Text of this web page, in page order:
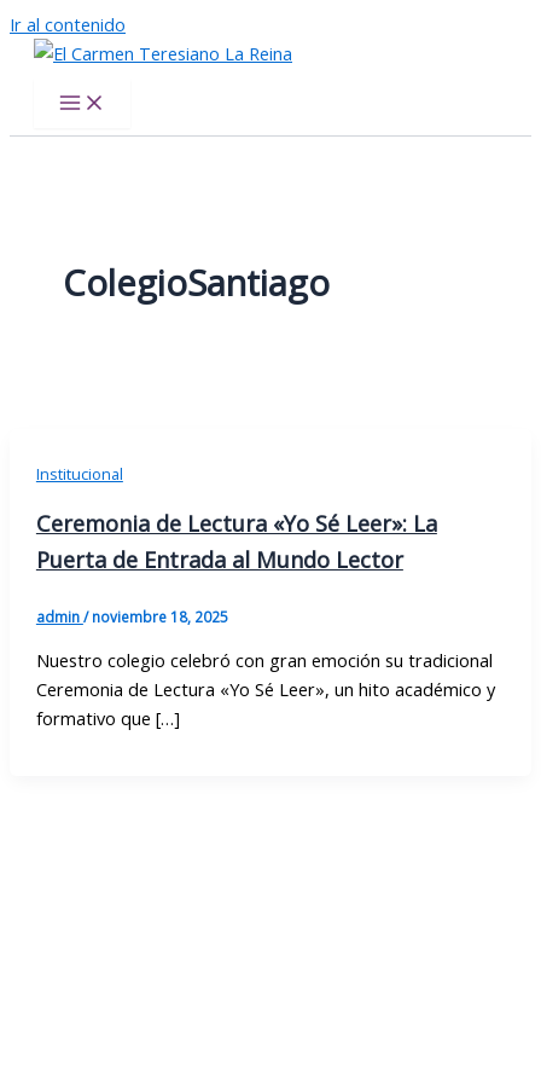
Ir al contenido
ColegioSantiago
Institucional
Ceremonia de Lectura «Yo Sé Leer»: La
Puerta de Entrada al Mundo Lector
admin/noviembre 18, 2025
Nuestro colegio celebró con gran emoción su tradicional
Ceremonia de Lectura «Yo Sé Leer», un hito académico y
formativo que […]